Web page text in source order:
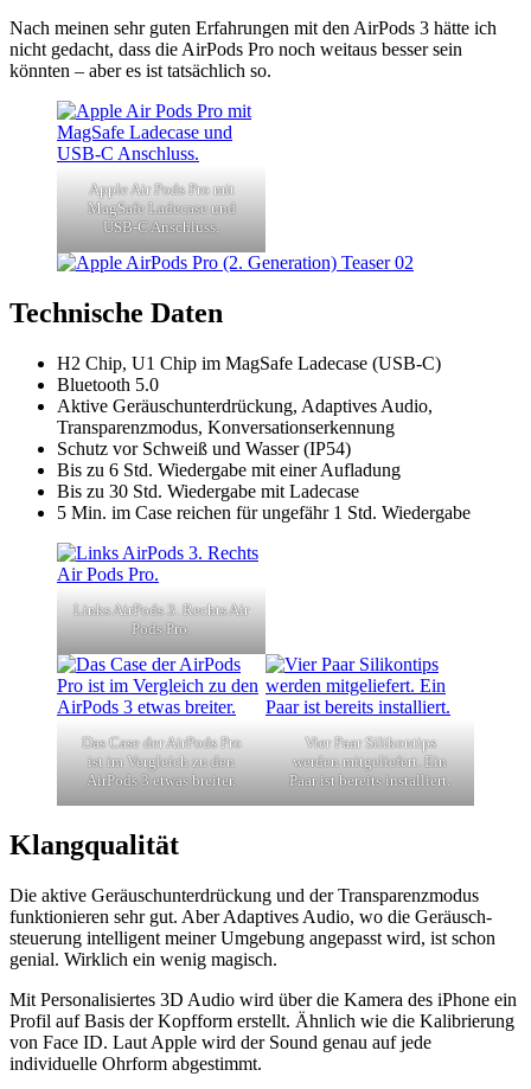
Nach meinen sehr guten Erfahrungen mit den AirPods 3 hätte ich
nicht gedacht, dass die AirPods Pro noch weitaus besser sein
könnten – aber es ist tatsächlich so.
Apple Air Pods Pro mit
MagSafe Ladecase und
USB‑C Anschluss.
Technische Daten
H2 Chip, U1 Chip im MagSafe Ladecase (USB‑C)
Bluetooth 5.0
Aktive Geräusch­unterdrückung, Adaptives Audio,
Transparenzmodus, Konversationserkennung
Schutz vor Schweiß und Wasser (IP54)
Bis zu 6 Std. Wiedergabe mit einer Aufladung
Bis zu 30 Std. Wiedergabe mit Ladecase
5 Min. im Case reichen für ungefähr 1 Std. Wiedergabe
Links AirPods 3. Rechts Air
Pods Pro.
Das Case der AirPods Pro
ist im Vergleich zu den
AirPods 3 etwas breiter.
Vier Paar Silikontips
werden mitgeliefert. Ein
Paar ist bereits installiert.
Klangqualität
Die aktive Geräusch­unterdrückung und der Transparenzmodus
funktionieren sehr gut. Aber Adaptives Audio, wo die Geräusch­
steuerung intelligent meiner Umge­bung angepasst wird, ist schon
genial. Wirklich ein wenig magisch.
Mit Perso­nalisiertes 3D Audio wird über die Kamera des iPhone ein
Profil auf Basis der Kopfform erstellt. Ähnlich wie die Kalibrierung
von Face ID. Laut Apple wird der Sound genau auf jede
individuelle Ohrform abgestimmt.